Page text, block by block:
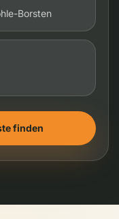
Borsten
finden